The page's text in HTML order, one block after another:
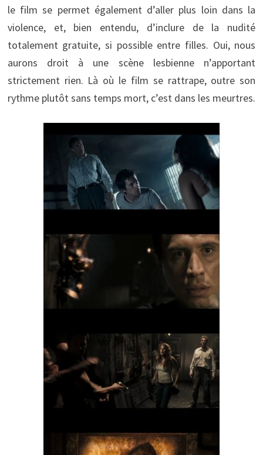
le film se permet également d’aller plus loin dans la
violence, et, bien entendu, d’inclure de la nudité
totalement gratuite, si possible entre filles. Oui, nous
aurons droit à une scène lesbienne n’apportant
strictement rien. Là où le film se rattrape, outre son
rythme plutôt sans temps mort, c’est dans les meurtres.